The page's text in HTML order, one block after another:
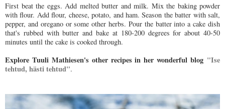
First beat the eggs. Add melted butter and milk. Mix the baking powder
with flour. Add flour, cheese, potato, and ham. Season the batter with salt,
pepper, and oregano or some other herbs. Pour the batter into a cake dish
that's rubbed with butter and bake at 180-200 degrees for about 40-50
minutes until the cake is cooked through.
Explore Tuuli Mathiesen's other recipes in her wonderful blog "Ise
tehtud, hästi tehtud".